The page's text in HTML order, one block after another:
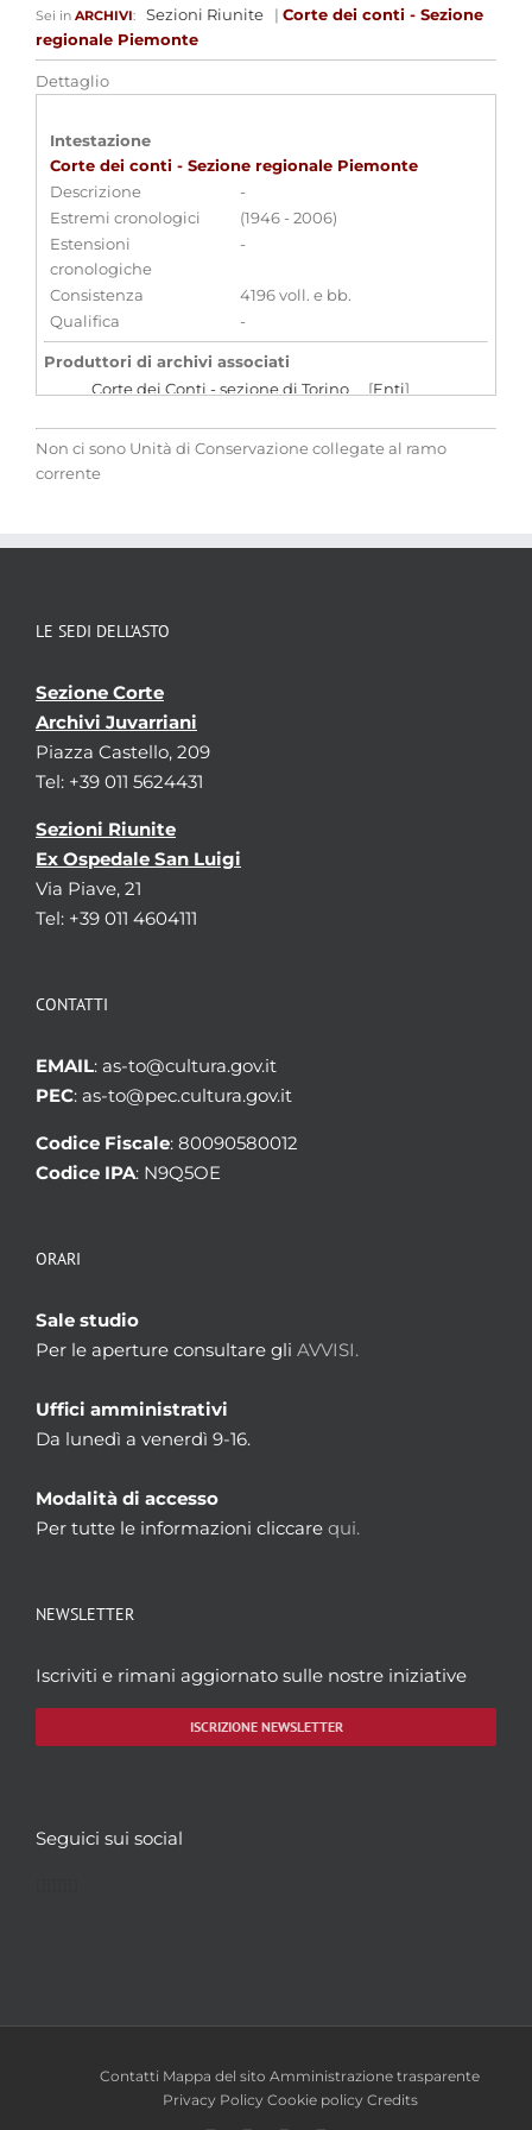
Sei in ARCHIVI: Sezioni Riunite | Corte dei conti - Sezione
regionale Piemonte
Dettaglio
Intestazione
Corte dei conti - Sezione regionale Piemonte
Descrizione
-
Estremi cronologici
(1946 - 2006)
Estensioni
cronologiche
-
Consistenza
4196 voll. e bb.
Qualifica
-
Produttori di archivi associati
Corte dei Conti - sezione di Torino [Enti]
Aggregazioni associate al record corrente
Parole chiave
Non ci sono Unità di Conservazione collegate al ramo
corrente
LE SEDI DELL’ASTO
Sezione Corte
Archivi Juvarriani
Piazza Castello, 209
Tel: +39 011 5624431
Sezioni Riunite
Ex Ospedale San Luigi
Via Piave, 21
Tel: +39 011 4604111
CONTATTI
EMAIL: as-to@cultura.gov.it
PEC: as-to@pec.cultura.gov.it
Codice Fiscale: 80090580012
Codice IPA: N9Q5OE
ORARI
Sale studio
Per le aperture consultare gli AVVISI.
Uffici amministrativi
Da lunedì a venerdì 9-16.
Modalità di accesso
Per tutte le informazioni cliccare qui.
NEWSLETTER
Iscriviti e rimani aggiornato sulle nostre iniziative
ISCRIZIONE NEWSLETTER
Seguici sui social
Contatti Mappa del sito Amministrazione trasparente
Privacy Policy Cookie policy Credits